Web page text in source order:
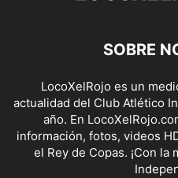
SOBRE
LocoXelRojo es un
actualidad del Club Atlético
año. En
información, fotos, videos
el Rey de Copas. ¡Con la